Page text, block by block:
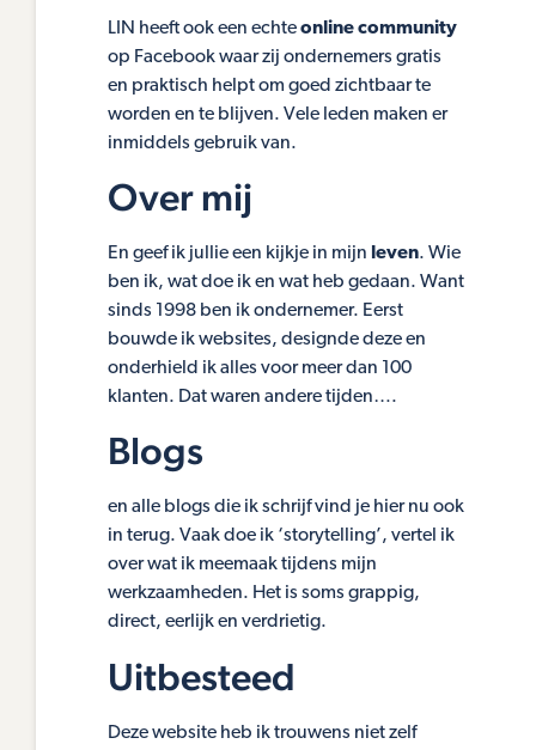
LIN heeft ook een echteonline community
op Facebook waar zij ondernemers gratis
en praktisch helpt om goed zichtbaar te
worden en te blijven. Vele leden maken er
inmiddels gebruik van.
Over mij
En geef ik jullie een kijkje in mijn leven. Wie
ben ik, wat doe ik en wat heb gedaan. Want
sinds 1998 ben ik ondernemer. Eerst
bouwde ik websites, designde deze en
onderhield ik alles voor meer dan 100
klanten. Dat waren andere tijden….
Blogs
en alle blogs die ik schrijf vind je hier nu ook
in terug. Vaak doe ik ‘storytelling’, vertel ik
over wat ik meemaak tijdens mijn
werkzaamheden. Het is soms grappig,
direct, eerlijk en verdrietig.
Uitbesteed
Deze website heb ik trouwens niet zelf